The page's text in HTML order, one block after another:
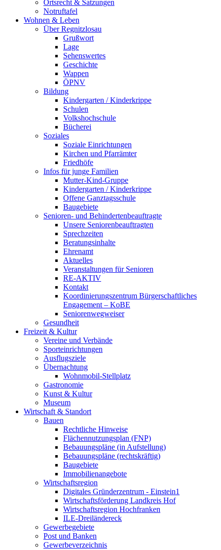
Ortsrecht & Satzungen
Notruftafel
Wohnen & Leben
Über Regnitzlosau
Grußwort
Lage
Sehenswertes
Geschichte
Wappen
ÖPNV
Bildung
Kindergarten / Kinderkrippe
Schulen
Volkshochschule
Bücherei
Soziales
Soziale Einrichtungen
Kirchen und Pfarrämter
Friedhöfe
Infos für junge Familien
Mutter-Kind-Gruppe
Kindergarten / Kinderkrippe
Offene Ganztagsschule
Baugebiete
Senioren- und Behindertenbeauftragte
Unsere Seniorenbeauftragten
Sprechzeiten
Beratungsinhalte
Ehrenamt
Aktuelles
Veranstaltungen für Senioren
RE-AKTIV
Kontakt
Koordinierungszentrum Bürgerschaftliches
Engagement – KoBE
Seniorenwegweiser
Gesundheit
Freizeit & Kultur
Vereine und Verbände
Sporteinrichtungen
Ausflugsziele
Übernachtung
Wohnmobil-Stellplatz
Gastronomie
Kunst & Kultur
Museum
Wirtschaft & Standort
Bauen
Rechtliche Hinweise
Flächennutzungsplan (FNP)
Bebauungspläne (in Aufstellung)
Bebauungspläne (rechtskräftig)
Baugebiete
Immobilienangebote
Wirtschaftsregion
Digitales Gründerzentrum - Einstein1
Wirtschaftsförderung Landkreis Hof
Wirtschaftsregion Hochfranken
ILE-Dreiländereck
Gewerbegebiete
Post und Banken
Gewerbeverzeichnis